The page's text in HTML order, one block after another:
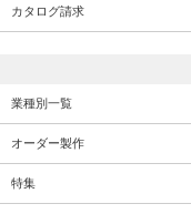
カタログ請求
業種別一覧
オーダー製作
特集